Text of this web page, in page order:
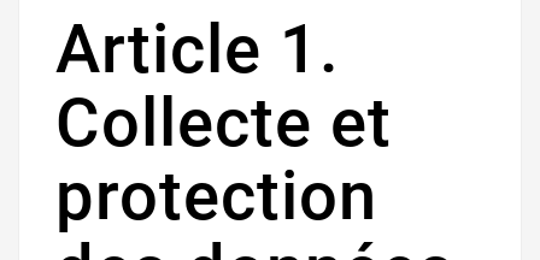
Article 1.
Collecte et
protection